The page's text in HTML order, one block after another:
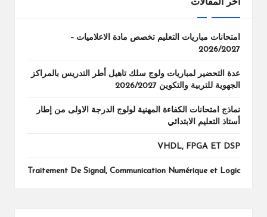
اخر المقالات
امتحانات مباريات التعليم تخصص مادة الاعلاميات –
2026/2027
عدة التحضير لمباريات ولوج سلك تاهيل أطر التدريس بالمراكز
الجهوية للتربية والتكوين 2026/2027
نماذج امتحانات الكفاءة المهنية لولوج الدرجة الاولى من إطار
أستاذ التعليم الابتدائي
VHDL, FPGA ET DSP
Traitement De Signal, Communication Numérique et Logic